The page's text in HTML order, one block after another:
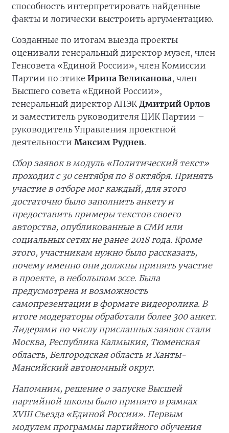
способность интерпретировать найденные
факты и логически выстроить аргументацию.
Созданные по итогам выезда проекты
оценивали генеральный директор музея, член
Генсовета «Единой России», член Комиссии
Партии по этике Ирина Великанова, член
Высшего совета «Единой России»,
генеральный директор АПЭК Дмитрий Орлов
и заместитель руководителя ЦИК Партии –
руководитель Управления проектной
деятельности Максим Руднев.
Сбор заявок в модуль «Политический текст»
проходил с 30 сентября по 8 октября. Принять
участие в отборе мог каждый, для этого
достаточно было заполнить анкету и
предоставить примеры текстов своего
авторства, опубликованные в СМИ или
социальных сетях не ранее 2018 года. Кроме
этого, участникам нужно было рассказать,
почему именно они должны принять участие
в проекте, в небольшом эссе. Была
предусмотрена и возможность
самопрезентации в формате видеоролика. В
итоге модераторы обработали более 300 анкет.
Лидерами по числу присланных заявок стали
Москва, Республика Калмыкия, Тюменская
область, Белгородская область и Ханты-
Мансийский автономный округ.
Напомним, решение о запуске Высшей
партийной школы было принято в рамках
XVIII Съезда «Единой России». Первым
модулем программы партийного обучения